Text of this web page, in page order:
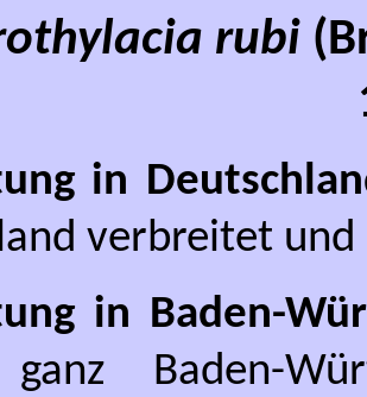
rubi
in
verbreitet
in Baden-
Baden-